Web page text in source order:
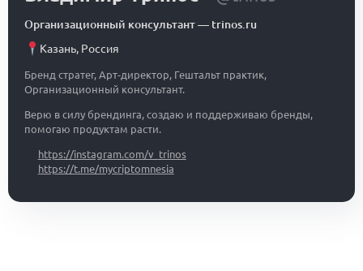
Организационный консультант— trinos.ru
Казань, Россия
Бренд стратег, Арт-директор, Гештальт практик,
Организационный консультант.
Верю в силу брендинга, создаю и поддерживаю бренды,
помогаю продуктам расти.
https://instagram.com/v_trinos
https://t.me/mycriptomnesia